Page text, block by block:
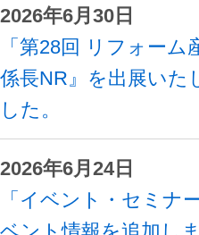
2026年6月30日
「第28回 リフォー
係長NR』を出展いた
した。
2026年6月24日
「イベント・セミナ